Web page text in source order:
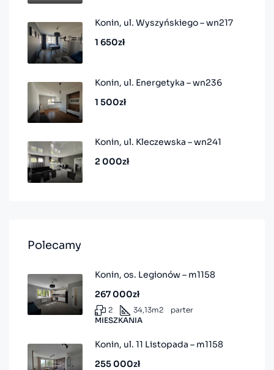
Konin, ul. Wyszyńskiego – wn217
1 650zł
Konin, ul. Energetyka – wn236
1 500zł
Konin, ul. Kleczewska – wn241
2 000zł
Polecamy
Konin, os. Legionów – m1158
267 000zł
2 34,13m2
parter
MIESZKANIA
Konin, ul. 11 Listopada – m1158
255 000zł